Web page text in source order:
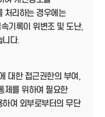
처리하는 경우에는
기록이 위변조 및 도난,
니다.
대한 접근권한의 부여,
제를 위하여 필요한
여 외부로부터의 무단